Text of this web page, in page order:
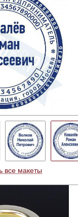
все макеты